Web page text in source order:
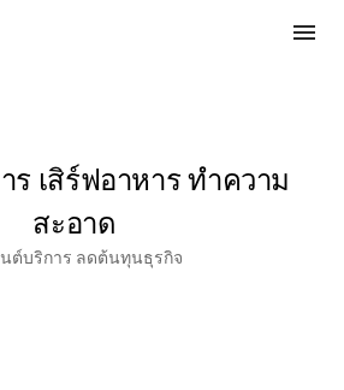
menu
เสิร์ฟอาหาร ทำความ
สะอาด
ต์บริการ ลดต้นทุนธุรกิจ